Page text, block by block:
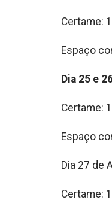
Certame:
Espaço
Dia 25 e
Certame:
Espaço
Dia 27 de
Certame: